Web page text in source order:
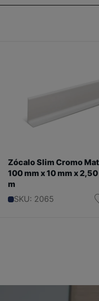
Zócalo Slim Cromo
100 mm x 10 mm x 2,50
m
SKU: 2065